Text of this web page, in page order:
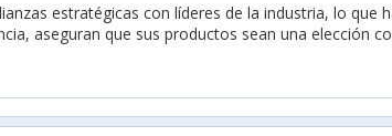
estratégicas con líderes de la industria, lo
aseguran que sus productos sean una elección